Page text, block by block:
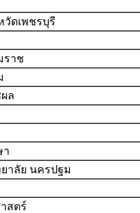
ดเพชรบุรี
ราช
ล
า
าลัย นครปฐม
สตร์